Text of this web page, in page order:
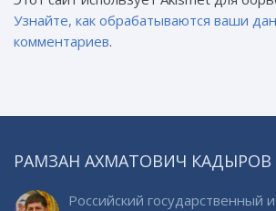
Узнайте, как обрабатываются ваши
комментариев.
РАМЗАН АХМАТОВИЧ КАДЫРОВ
Российский государственный